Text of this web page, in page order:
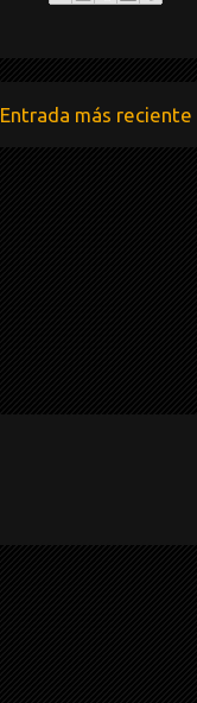
Entrada más reciente